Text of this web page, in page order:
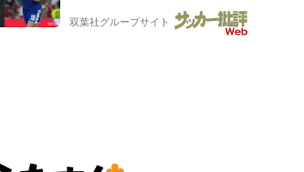
婚の板倉、久保、長友夫妻も続々エール!
双葉社グループサイト